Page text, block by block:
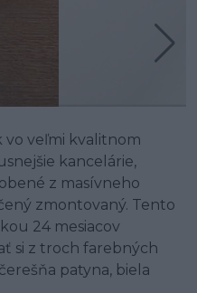
vo veľmi kvalitnom
kancelárie,
z masívneho
zmontovaný. Tento
24 mesiacov
si z troch farebných
patyna, biela